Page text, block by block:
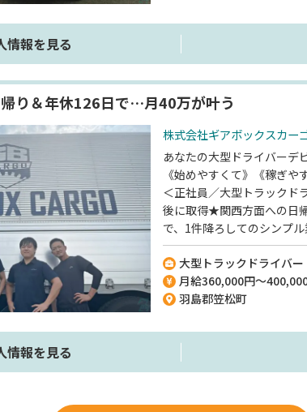
情報を見る
り＆年休126日で…月40万が叶う
株式会社ギアボックスカー
あなたの大型ドライバーデ
《始めやすくて》《稼ぎや
＜正社員／大型トラックド
後に取得★関西方面への日
で、1件降ろしてのシンプ
未経験でも始めやすい♪な
能！20代30代の若手ドライ
働けます＾＾異業種出身の
でも大歓迎です♪
大型トラックドライバー
月給360,000円～
羽島郡笠松町
情報を見る